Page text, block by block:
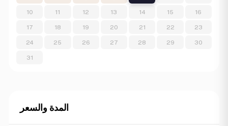
10 11 12 13 14 15 16
17 18 19 20 21 22 23
24 25 26 27 28 29 30
31
المدة والسعر